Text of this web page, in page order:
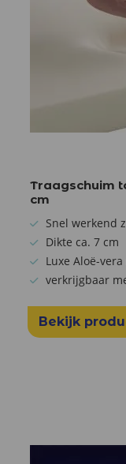
Traagschuim
cm
Snel werkend
Dikte ca. 7 cm
Luxe Aloë-
verkrijgbaar
Bekijk